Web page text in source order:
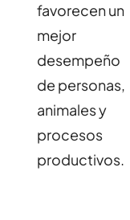
favorecen un
mejor
desempeño
de personas,
animales y
procesos
productivos.